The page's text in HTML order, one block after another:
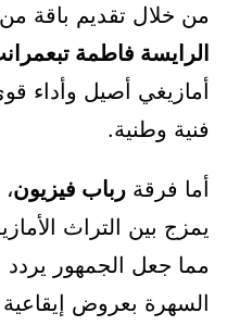
من خلال تقديم باقة من
الرايسة فاطمة
أمازيغي أصيل وأداء
فنية وطنية.
أما فرقة رباب فيزيون
يمزج بين التراث
مما جعل الجمهور
السهرة بعروض